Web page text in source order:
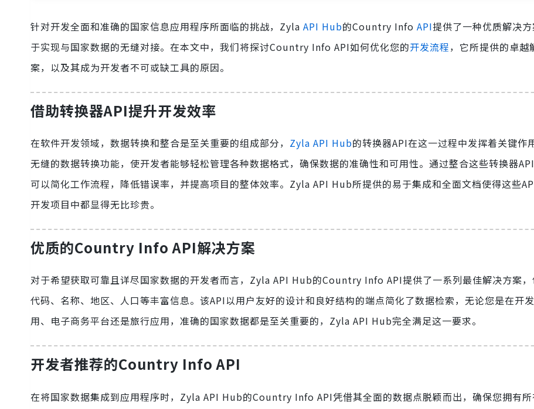
针对开发全面和准确的国家信息应用程序所面临的挑战，Zyla API Hub的Country Info API提供了一种优质解决
于实现与国家数据的无缝对接。在本文中，我们将探讨Country Info API如何优化您的开发流程，它所提供的卓越
案，以及其成为开发者不可或缺工具的原因。
借助转换器API提升开发效率
在软件开发领域，数据转换和整合是至关重要的组成部分， Zyla API Hub的转换器API在这一过程中发挥着关键作
无缝的数据转换功能，使开发者能够轻松管理各种数据格式，确保数据的准确性和可用性。通过整合这些转换器
可以简化工作流程，降低错误率，并提高项目的整体效率。Zyla API Hub所提供的易于集成和全面文档使得这些
开发项目中都显得无比珍贵。
优质的Country Info API解决方案
对于希望获取可靠且详尽国家数据的开发者而言，Zyla API Hub的Country Info API提供了一系列最佳解决方案，
代码、名称、地区、人口等丰富信息。该API以用户友好的设计和良好结构的端点简化了数据检索，无论您是在开
用、电子商务平台还是旅行应用，准确的国家数据都是至关重要的，Zyla API Hub完全满足这一要求。
开发者推荐的Country Info API
在将国家数据集成到应用程序时，Zyla API Hub的Country Info API凭借其全面的数据点脱颖而出，确保您拥有所